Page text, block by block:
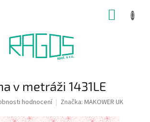
v metráži 1431LE
hodnocení Značka: MAKOWER UK